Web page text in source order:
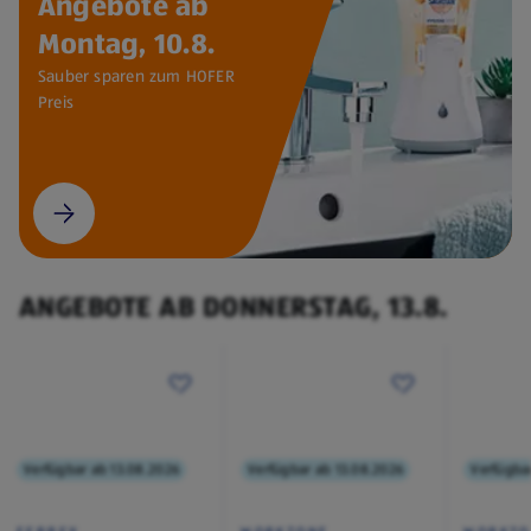
Montag, 10.8.
Sauber sparen zum HOFER
Preis
ANGEBOTE AB DONNERSTAG, 13.8.
Verfügbar ab 13.08.2026 Verfügbar ab 13.08.2026